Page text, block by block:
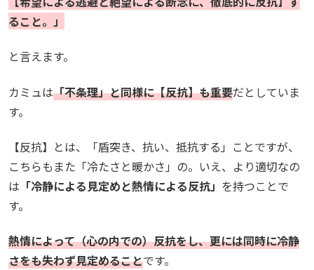
ること。」
と言えます。
カミュは「不条理」と同様に【反抗】も重要だとしていま
す。
【反抗】とは、「盾突き、抗い、抵抗する」ことですが、
こちらもまた「冷たさと暖かさ」の。いえ、より適切なの
は 「冷静による見定めと熱情による反抗」 を持つことで
す。
熱情によって（心の内での）反抗をし、更には同時に冷静
さをも失わず見定めることです。